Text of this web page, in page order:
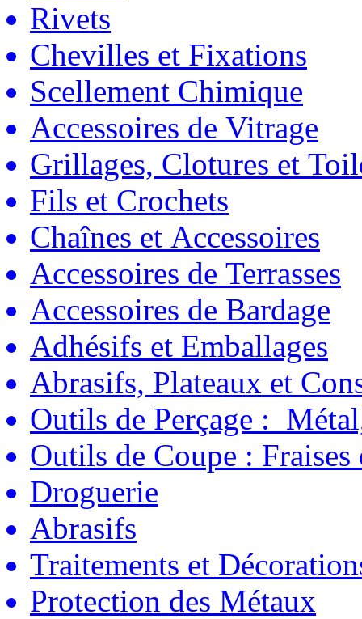
Rivets
Chevilles et Fixations
Scellement Chimique
Accessoires de Vitrage
Grillages, Clotures et
Fils et Crochets
Chaînes et Accessoires
Accessoires de Terrasses
Accessoires de Bardage
Adhésifs et Emballages
Abrasifs, Plateaux et
Outils de Perçage :
Outils de Coupe : Fraises
Droguerie
Abrasifs
Traitements et
Protection des Métaux